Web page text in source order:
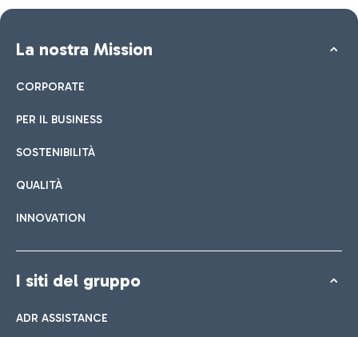
La nostra Mission
CORPORATE
PER IL BUSINESS
SOSTENIBILITÀ
QUALITÀ
INNOVATION
I siti del gruppo
ADR ASSISTANCE